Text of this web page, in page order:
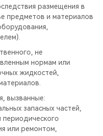
размещения в
предметов и материалов
не
нормам или
жидкостей,
вызванные:
запасных частей,
периодического
или ремонтом,